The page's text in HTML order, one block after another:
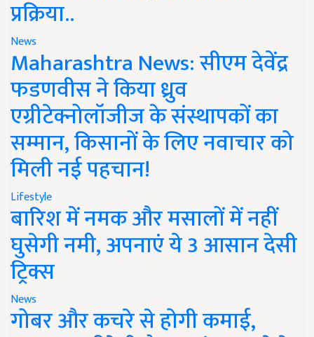
प्रक्रिया..
News
Maharashtra News: सीएम देवेंद्र
फडणवीस ने किया ध्रुव
एग्रीटेक्नोलॉजीज के संस्थापकों का
सम्मान, किसानों के लिए नवाचार को
मिली नई पहचान!
Lifestyle
बारिश में नमक और मसालों में नहीं
घुसेगी नमी, अपनाएं ये 3 आसान देसी
ट्रिक्स
News
गोबर और कचरे से होगी कमाई,